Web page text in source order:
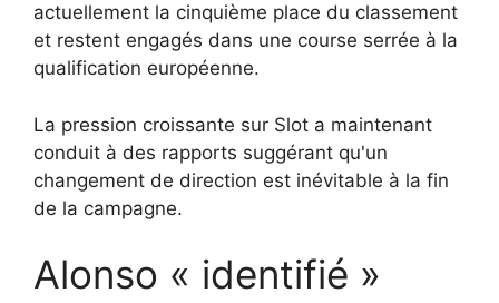
actuellement la cinquième place du classement
et restent engagés dans une course serrée à la
qualification européenne.
La pression croissante sur Slot a maintenant
conduit à des rapports suggérant qu'un
changement de direction est inévitable à la fin
de la campagne.
Alonso « identifié »